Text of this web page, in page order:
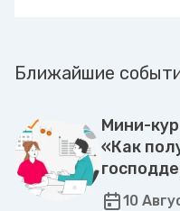
Ближайшие
Мини-
«Как
10